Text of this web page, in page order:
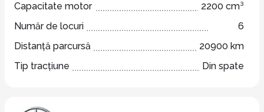
Capacitate motor
2200 cm³
Număr de locuri
6
Distanță parcursă
20900 km
Tip tracțiune
Din spate